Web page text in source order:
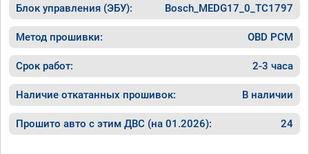
Блок управления (ЭБУ): Bosch_MEDG17_0_TC1797
Метод прошивки: OBD PCM
Срок работ: 2-3 часа
Наличие откатанных прошивок: В наличии
Прошито авто с этим ДВС (на 01.2026): 24